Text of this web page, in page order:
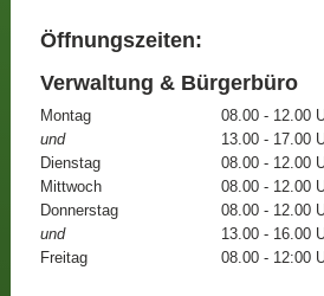
Öffnungszeiten:
Verwaltung & Bürgerbüro
Montag
08.00 - 12.00
und
13.00 - 17.00
Dienstag
08.00 - 12.00
Mittwoch
08.00 - 12.00
Donnerstag
08.00 - 12.00
und
13.00 - 16.00
Freitag
08.00 - 12:00